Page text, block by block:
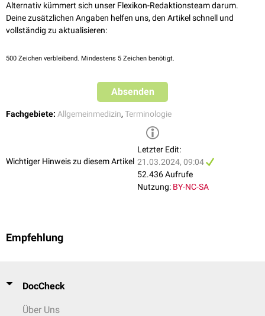
Alternativ kümmert sich unser Flexikon-Redaktionsteam darum.
Deine zusätzlichen Angaben helfen uns, den Artikel schnell und
vollständig zu aktualisieren:
500 Zeichen verbleibend. Mindestens 5 Zeichen benötigt.
Absenden
Fachgebiete: Allgemeinmedizin, Terminologie
Wichtiger Hinweis zu diesem Artikel
Letzter Edit:
21.03.2024, 09:04
52.436 Aufrufe
Nutzung: BY-NC-SA
Empfehlung
DocCheck
Über Uns